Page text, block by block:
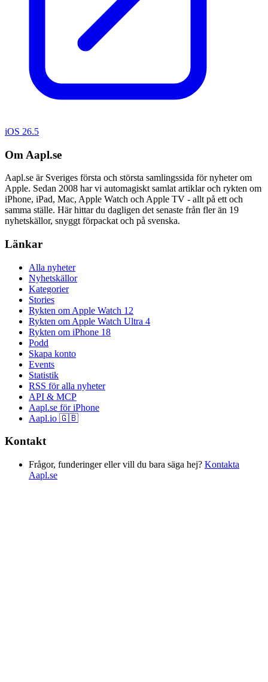
iOS 26.5
Om Aapl.se
Aapl.se är Sveriges första och största samlingssida för nyheter om
Apple. Sedan 2008 har vi automagiskt samlat artiklar och rykten om
iPhone, iPad, Mac, Apple Watch och Apple TV - allt på ett och
samma ställe. Här hittar du dagligen det senaste från fler än 19
nyhetskällor, snyggt förpackat och på svenska.
Länkar
Alla nyheter
Nyhetskällor
Kategorier
Stories
Rykten om Apple Watch 12
Rykten om Apple Watch Ultra 4
Rykten om iPhone 18
Podd
Skapa konto
Events
Statistik
RSS för alla nyheter
API & MCP
Aapl.se för iPhone
Aapl.io 🇬🇧
Kontakt
Frågor, funderinger eller vill du bara säga hej? Kontakta
Aapl.se